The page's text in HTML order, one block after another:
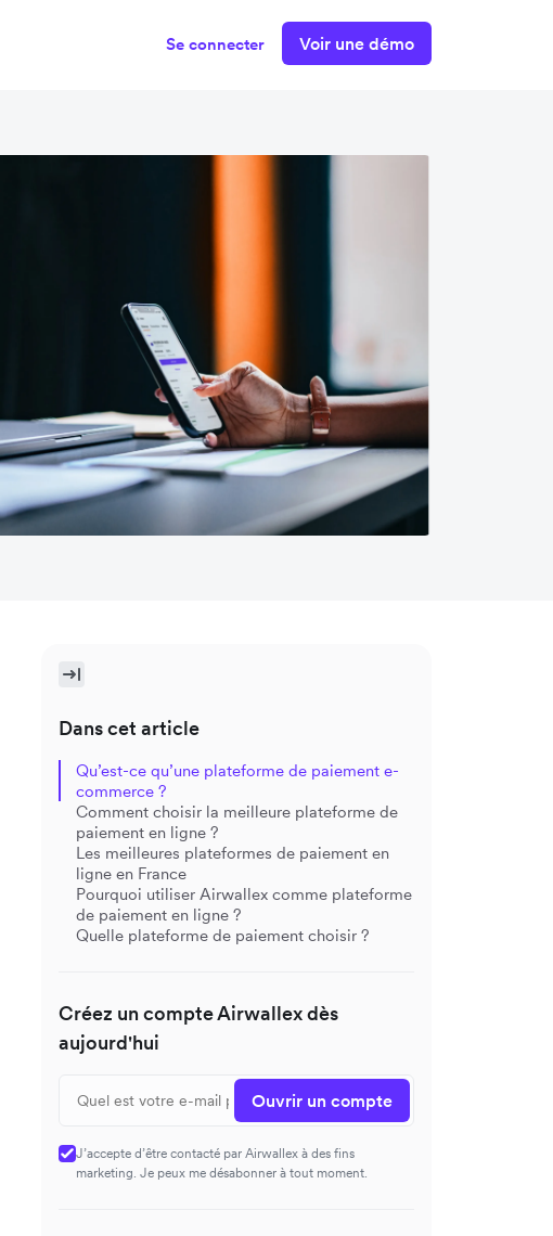
Se connecter Voir une démo
Dans cet article
Qu’est-ce qu’une plateforme de paiement e-
commerce ?
Comment choisir la meilleure plateforme de
paiement en ligne ?
Les meilleures plateformes de paiement en
ligne en France
Pourquoi utiliser Airwallex comme plateforme
de paiement en ligne ?
Quelle plateforme de paiement choisir ?
Créez un compte Airwallex dès
aujourd'hui
Ouvrir un compte
J’accepte d’être contacté par Airwallex à des fins
marketing. Je peux me désabonner à tout moment.